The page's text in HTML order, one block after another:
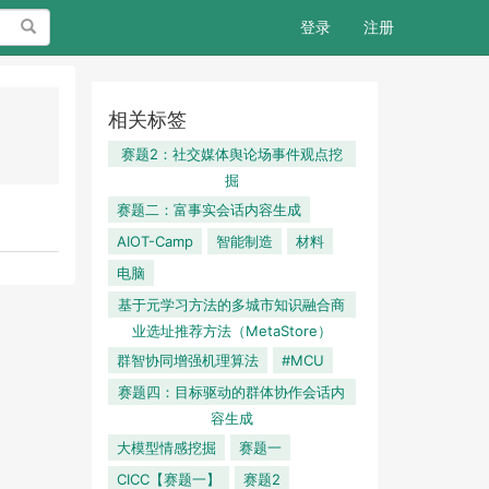
搜索 登录 注册
相关标签
赛题2：社交媒体舆论场事件观点挖
掘
赛题二：富事实会话内容生成
AIOT-Camp
智能制造
材料
电脑
基于元学习方法的多城市知识融合商
业选址推荐方法（MetaStore）
群智协同增强机理算法
#MCU
赛题四：目标驱动的群体协作会话内
容生成
大模型情感挖掘
赛题一
CICC【赛题一】
赛题2